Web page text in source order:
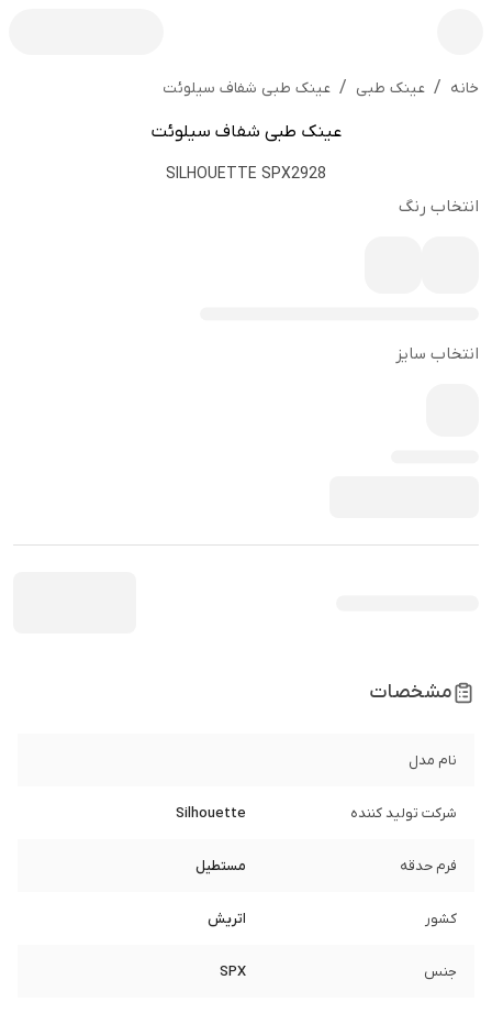
خانه / عینک طبی / عینک طبی شفاف سیلوئت
عینک طبی شفاف سیلوئت
SILHOUETTE SPX2928
انتخاب رنگ
انتخاب سایز
مشخصات
نام مدل
شرکت تولید کننده Silhouette
فرم حدقه مستطیل
کشور اتریش
جنس SPX